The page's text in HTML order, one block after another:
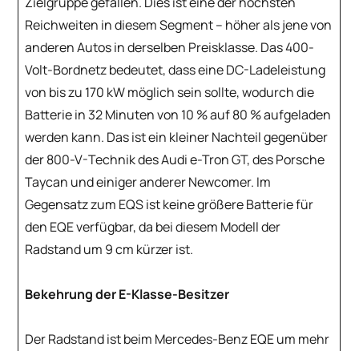
Reichweiten in diesem Segment – höher als jene von
anderen Autos in derselben Preisklasse. Das 400-
Volt-Bordnetz bedeutet, dass eine DC-Ladeleistung
von bis zu 170 kW möglich sein sollte, wodurch die
Batterie in 32 Minuten von 10 % auf 80 % aufgeladen
werden kann. Das ist ein kleiner Nachteil gegenüber
der 800-V-Technik des Audi e-Tron GT, des Porsche
Taycan und einiger anderer Newcomer. Im
Gegensatz zum EQS ist keine größere Batterie für
den EQE verfügbar, da bei diesem Modell der
Radstand um 9 cm kürzer ist.
Bekehrung der E-Klasse-Besitzer
Der Radstand ist beim Mercedes-Benz EQE um mehr